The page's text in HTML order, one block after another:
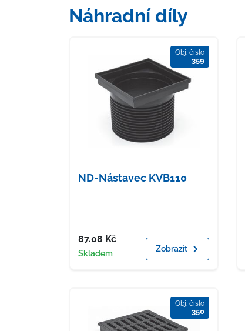
Náhradní díly
Obj. číslo
359
ND-Nástavec KVB110
Cena
87.08 Kč
Dostupnost
Skladem Zobrazit
Obj. číslo
350